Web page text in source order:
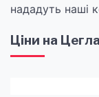
нададуть наші
Ціни на Цегла